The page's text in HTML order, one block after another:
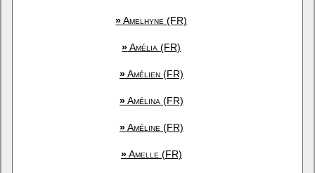
»Amelhyne (FR)
»Amélia (FR)
»Amélien (FR)
»Amélina (FR)
»Améline (FR)
»Amelle (FR)